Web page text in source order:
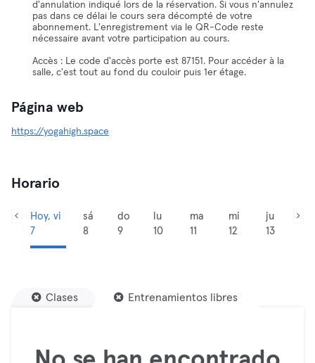
d'annulation indiqué lors de la réservation. Si vous n'annulez
pas dans ce délai le cours sera décompté de votre
abonnement. L'enregistrement via le QR-Code reste
nécessaire avant votre participation au cours.
Accès : Le code d'accès porte est 87151. Pour accéder à la
salle, c'est tout au fond du couloir puis 1er étage.
Página web
https://yogahigh.space
Horario
Hoy, vi
7
sá
8
do
9
lu
10
ma
11
mi
12
ju
13
Clases Entrenamientos libres